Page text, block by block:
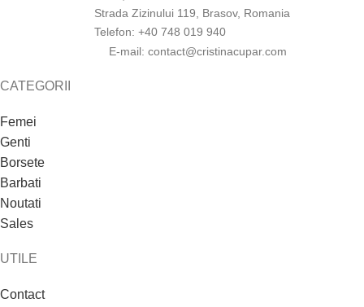
Strada Zizinului 119, Brasov, Romania
Telefon: +40 748 019 940
E-mail: moc.rapucanitsirc@tcatnoc
CATEGORII
Femei
Genti
Borsete
Barbati
Noutati
Sales
UTILE
Contact